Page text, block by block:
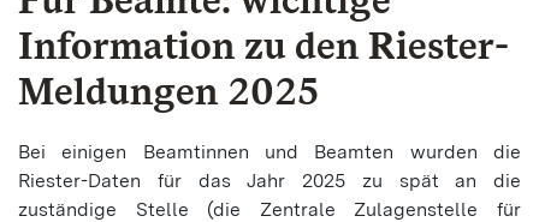
Information zu den Riester-
Meldungen 2025
Bei einigen Beamtinnen und Beamten wurden die
Riester-Daten für das Jahr 2025 zu spät an die
zuständige Stelle (die Zentrale Zulagenstelle für